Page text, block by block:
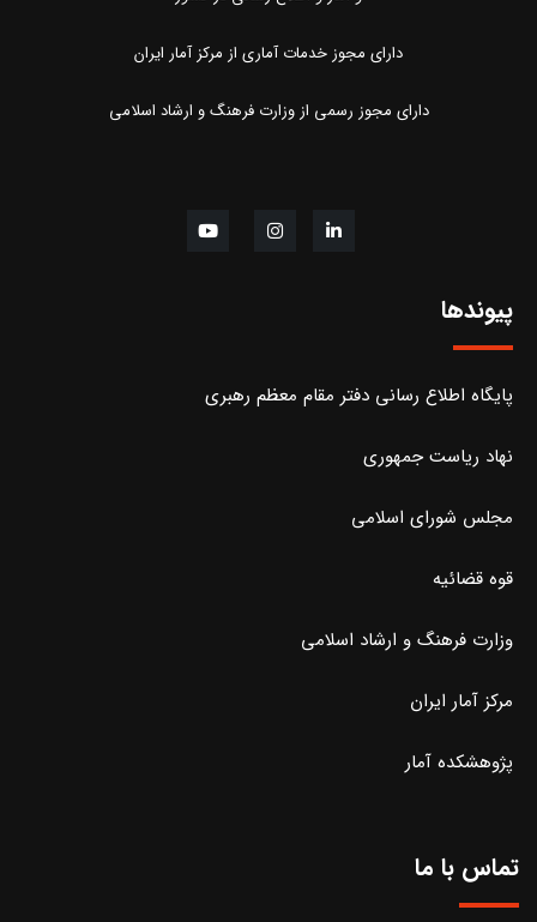
دارای مجوز خدمات آماری از مرکز آمار ایران
دارای مجوز رسمی از وزارت فرهنگ و ارشاد اسلامی
پیوندها
پایگاه اطلاع رسانی دفتر مقام معظم رهبری
نهاد ریاست جمهوری
مجلس شورای اسلامی
قوه قضائیه
وزارت فرهنگ و ارشاد اسلامی
مرکز آمار ایران
پژوهشکده آمار
تماس با ما